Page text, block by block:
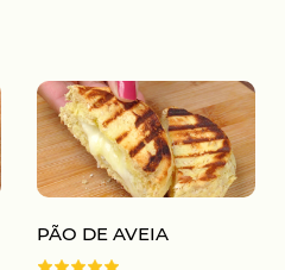
PÃO DE AVEIA